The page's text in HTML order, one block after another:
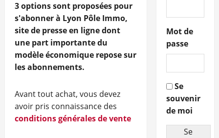
3 options sont proposées pour
s'abonner à Lyon Pôle Immo,
site de presse en ligne dont
une part importante du
modèle économique repose sur
les abonnements.
Avant tout achat, vous devez
avoir pris connaissance des
conditions générales de vente
Mot de
passe
Se
souvenir
de moi
Se